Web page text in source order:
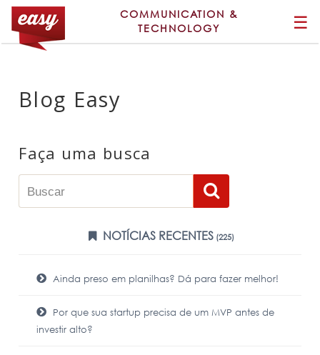
COMMUNICATION &
TECHNOLOGY
☰
Blog Easy
Faça uma busca
NOTÍCIAS RECENTES(225)
Ainda preso em planilhas? Dá para fazer melhor!
Por que sua startup precisa de um MVP antes de
investir alto?